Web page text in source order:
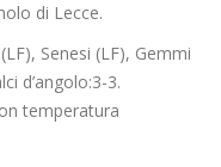
di Lecce.
Senesi (LF), Gemmi
d’angolo:3-3.
temperatura